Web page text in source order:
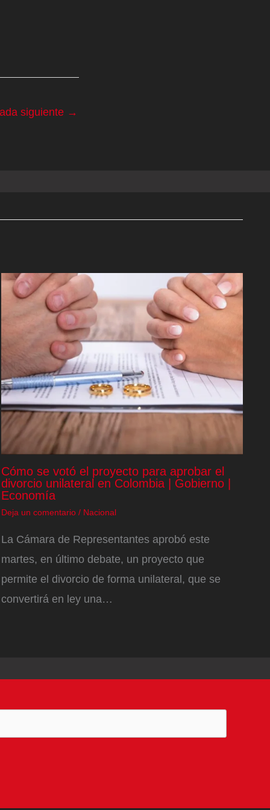
siguiente →
Cómo se votó el proyecto para aprobar el
divorcio unilateral en Colombia | Gobierno |
Economía
Deja un comentario / Nacional
La Cámara de Representantes aprobó este
martes, en último debate, un proyecto que
permite el divorcio de forma unilateral, que se
convertirá en ley una…